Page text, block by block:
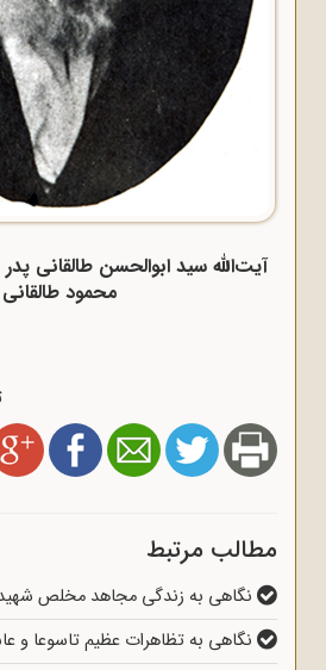
آیت‌الله سید ابوالحسن طالقانی
محمود طالقانی
مطالب مرتبط
نگاهی به زندگی مجاهد مخلص
نگاهی به تظاهرات عظیم تاسوعا و